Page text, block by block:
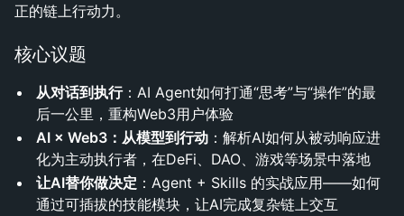
正的链上行动力。
核心议题
从对话到执行：AI Agent如何打通“思考”与“操作”的最
后一公里，重构Web3用户体验
AI × Web3：从模型到行动 ：解析AI如何从被动响应进
化为主动执行者，在DeFi、DAO、游戏等场景中落地
让AI替你做决定 ：Agent + Skills 的实战应用——如何
通过可插拔的技能模块，让AI完成复杂链上交互